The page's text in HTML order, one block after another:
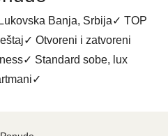
Banja, Srbija✓ TOP
Otvoreni i zatvoreni
Standard sobe, lux